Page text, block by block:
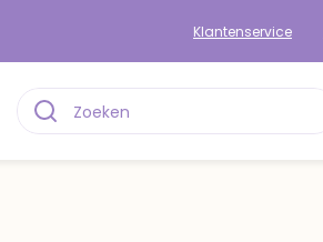
Klantenservice